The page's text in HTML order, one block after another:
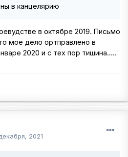
в канцелярию
в октябре 2019. Письмо
мое дело ортправлено в
2020 и с тех пор тишина.....
2021